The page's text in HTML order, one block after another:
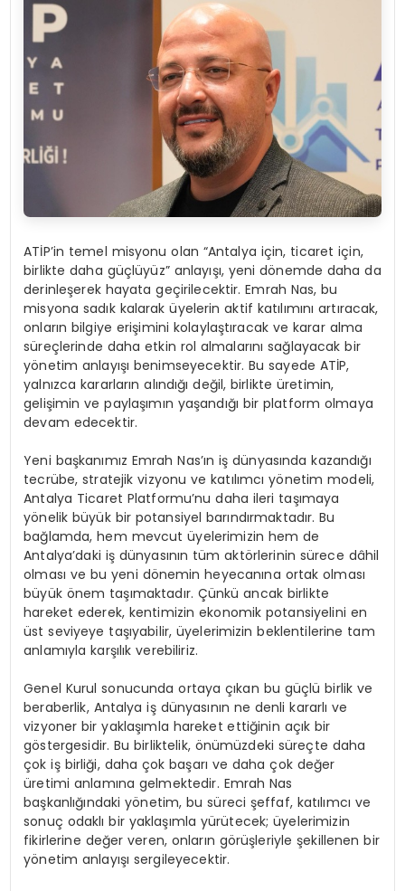
ATİP’in temel misyonu olan “Antalya için, ticaret için,
birlikte daha güçlüyüz” anlayışı, yeni dönemde daha da
derinleşerek hayata geçirilecektir. Emrah Nas, bu
misyona sadık kalarak üyelerin aktif katılımını artıracak,
onların bilgiye erişimini kolaylaştıracak ve karar alma
süreçlerinde daha etkin rol almalarını sağlayacak bir
yönetim anlayışı benimseyecektir. Bu sayede ATİP,
yalnızca kararların alındığı değil, birlikte üretimin,
gelişimin ve paylaşımın yaşandığı bir platform olmaya
devam edecektir.
Yeni başkanımız Emrah Nas’ın iş dünyasında kazandığı
tecrübe, stratejik vizyonu ve katılımcı yönetim modeli,
Antalya Ticaret Platformu’nu daha ileri taşımaya
yönelik büyük bir potansiyel barındırmaktadır. Bu
bağlamda, hem mevcut üyelerimizin hem de
Antalya’daki iş dünyasının tüm aktörlerinin sürece dâhil
olması ve bu yeni dönemin heyecanına ortak olması
büyük önem taşımaktadır. Çünkü ancak birlikte
hareket ederek, kentimizin ekonomik potansiyelini en
üst seviyeye taşıyabilir, üyelerimizin beklentilerine tam
anlamıyla karşılık verebiliriz.
Genel Kurul sonucunda ortaya çıkan bu güçlü birlik ve
beraberlik, Antalya iş dünyasının ne denli kararlı ve
vizyoner bir yaklaşımla hareket ettiğinin açık bir
göstergesidir. Bu birliktelik, önümüzdeki süreçte daha
çok iş birliği, daha çok başarı ve daha çok değer
üretimi anlamına gelmektedir. Emrah Nas
başkanlığındaki yönetim, bu süreci şeffaf, katılımcı ve
sonuç odaklı bir yaklaşımla yürütecek; üyelerimizin
fikirlerine değer veren, onların görüşleriyle şekillenen bir
yönetim anlayışı sergileyecektir.